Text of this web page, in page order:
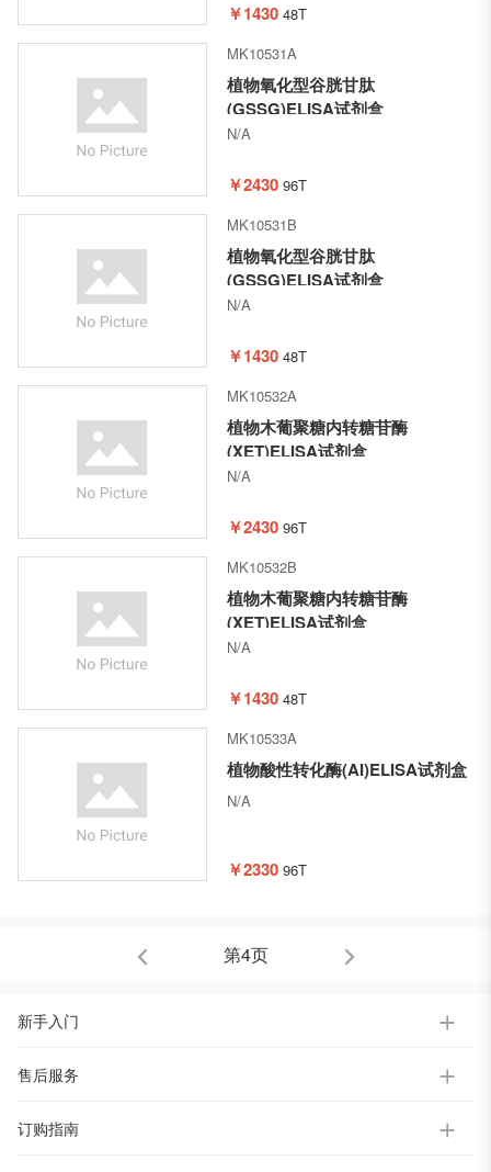
￥1430 48T
MK10531A
植物氧化型谷胱甘肽
(GSSG)ELISA试剂盒
N/A
￥2430 96T
MK10531B
植物氧化型谷胱甘肽
(GSSG)ELISA试剂盒
N/A
￥1430 48T
MK10532A
植物木葡聚糖内转糖苷酶
(XET)ELISA试剂盒
N/A
￥2430 96T
MK10532B
植物木葡聚糖内转糖苷酶
(XET)ELISA试剂盒
N/A
￥1430 48T
MK10533A
植物酸性转化酶(AI)ELISA试剂盒
N/A
￥2330 96T
第4页
新手入门
售后服务
订购指南